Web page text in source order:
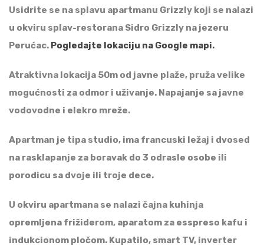
Usidrite se na splavu apartmanu Grizzly koji se nalazi
u okviru splav-restorana Sidro Grizzly na jezeru
Perućac. Pogledajte lokaciju na Google mapi.
Atraktivna lokacija 50m od javne plaže, pruža velike
mogućnosti za odmor i uživanje. Napajanje sa javne
vodovodne i elekro mreže.
Apartman je tipa studio, ima francuski ležaj i dvosed
na rasklapanje za boravak do 3 odrasle osobe ili
porodicu sa dvoje ili troje dece.
U okviru apartmana se nalazi čajna kuhinja
opremljena frižiderom, aparatom za esspreso kafu i
indukcionom pločom. Kupatilo, smart TV, inverter